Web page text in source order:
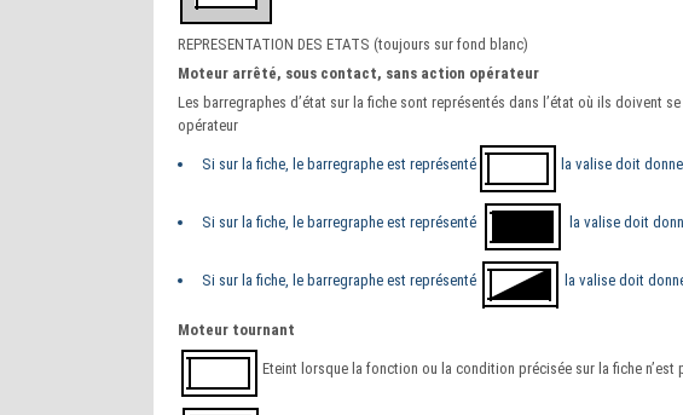
REPRESENTATION DES ETATS (toujours sur fond blanc)
Moteur arrêté, sous contact, sans action opérateur
Les barregraphes d’état sur la fiche sont représentés dans l’état où ils doivent
opérateur
Si sur la fiche, le barregraphe est représenté la valise doit
Si sur la fiche, le barregraphe est représenté la valise doit
Si sur la fiche, le barregraphe est représenté la valise doit
Moteur tournant
Eteint lorsque la fonction ou la condition précisée sur la fiche n’est